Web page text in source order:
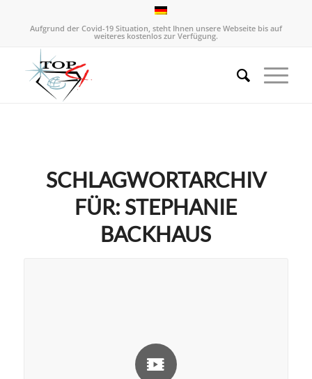
Aufgrund der Covid-19 Situation, steht Ihnen unsere Webseite bis auf
weiteres kostenlos zur Verfügung.
SCHLAGWORTARCHIV
FÜR: STEPHANIE
BACKHAUS